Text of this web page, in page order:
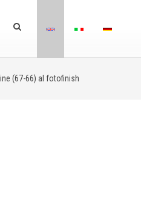
(67-66) al fotofinish